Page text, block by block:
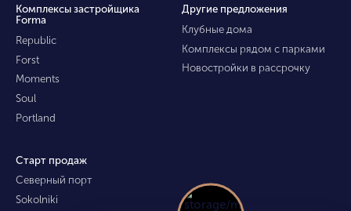
Комплексы застройщика
Forma
Republic
Forst
Moments
Soul
Portland
Другие предложения
Клубные дома
Комплексы рядом с парками
Новостройки в рассрочку
Старт продаж
Северный порт
Sokolniki